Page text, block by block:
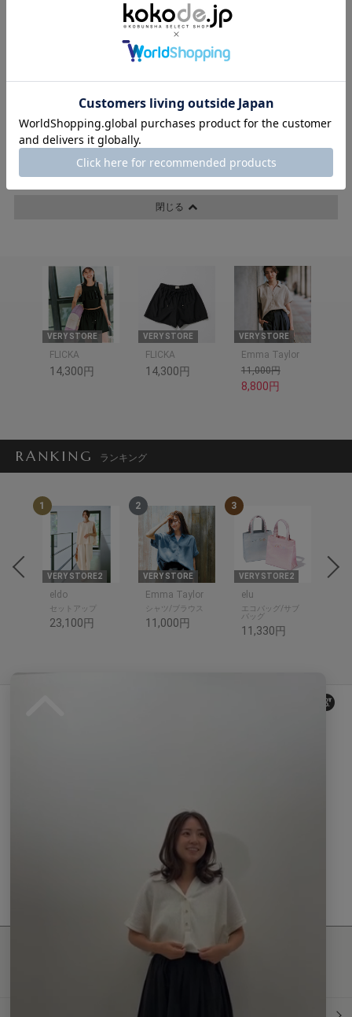
3点すべて洗濯機で洗えるため、汗ばむ季節にも気兼ねなく着られる
涼しげできちんと感のある夏の優秀セットアップです。
・コーデいらずで華やぐ3点セット単品での完成度も高く着回し自由
着回しやすさとコスパを兼ね備えたニッセン。
コーデ時間の短縮、機能性素材や体形カバー設計など、VERY世代
の「欲しい」を詰め込んだセットアップが人気。
スタイリング/平沼洋美 ディレクション/嶺村真由子
閉じる
VERY STORE
FLICKA
14,300円
VERY STORE
FLICKA
14,300円
VERY STORE
Emma Taylor
11,000円
8,800円
RANKING ランキング
1
VERY STORE2
eldo
セットアップ
23,100円
2
VERY STORE
Emma Taylor
シャツ/ブラウス
11,000円
3
VERY STORE2
elu
エコバッグ/サブ
バッグ
11,330円
現在、この商品の レビュー はありません。
最新情報発信中！
おすすめ商品や
最新ファッションはこちら